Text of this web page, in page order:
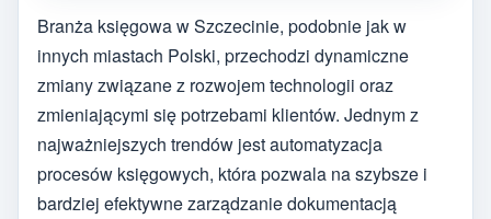
Branża księgowa w Szczecinie, podobnie jak w
innych miastach Polski, przechodzi dynamiczne
zmiany związane z rozwojem technologii oraz
zmieniającymi się potrzebami klientów. Jednym z
najważniejszych trendów jest automatyzacja
procesów księgowych, która pozwala na szybsze i
bardziej efektywne zarządzanie dokumentacją